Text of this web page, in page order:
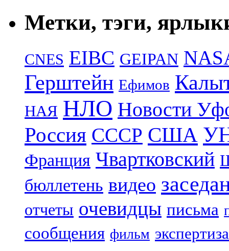
Метки, тэги,
CNES EIBC GEIPAN
Герштейн Ефимов
НАЯ НЛО Новости
Россия СССР США
Франция Чвартковский
бюллетень видео
отчеты очевидцы письма
сообщения фильм экспертиза